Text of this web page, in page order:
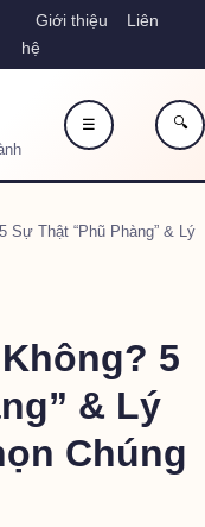
Giới thiệu
Liên
hệ
☰ 🔍
Sự Thật “Phũ Phàng” & Lý
5
& Lý
Chúng